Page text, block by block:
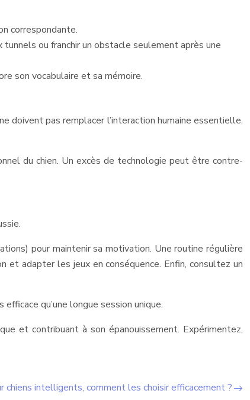
correspondante.
ou franchir un obstacle seulement après une
son vocabulaire et sa mémoire.
doivent pas remplacer l’interaction humaine essentielle.
du chien. Un excès de technologie peut être contre-
pour maintenir sa motivation. Une routine régulière
adapter les jeux en conséquence. Enfin, consultez un
qu’une longue session unique.
et contribuant à son épanouissement. Expérimentez,
chiens intelligents, comment les choisir efficacement ?